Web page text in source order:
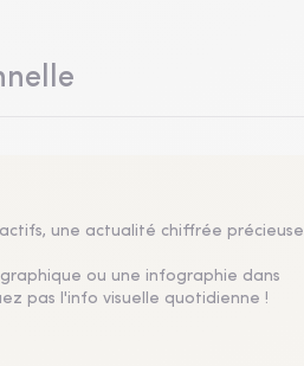
une actualité chiffrée précieuse
ou une infographie dans
pas l'info visuelle quotidienne !